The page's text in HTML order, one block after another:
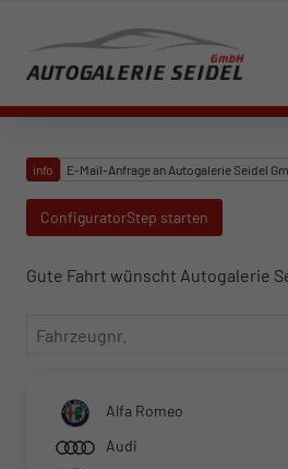
info E-Mail-Anfrage an Autogalerie Seidel
ConfiguratorStep starten
Gute Fahrt wünscht Autogalerie
Fahrzeugnr.
Alfa Romeo
Audi